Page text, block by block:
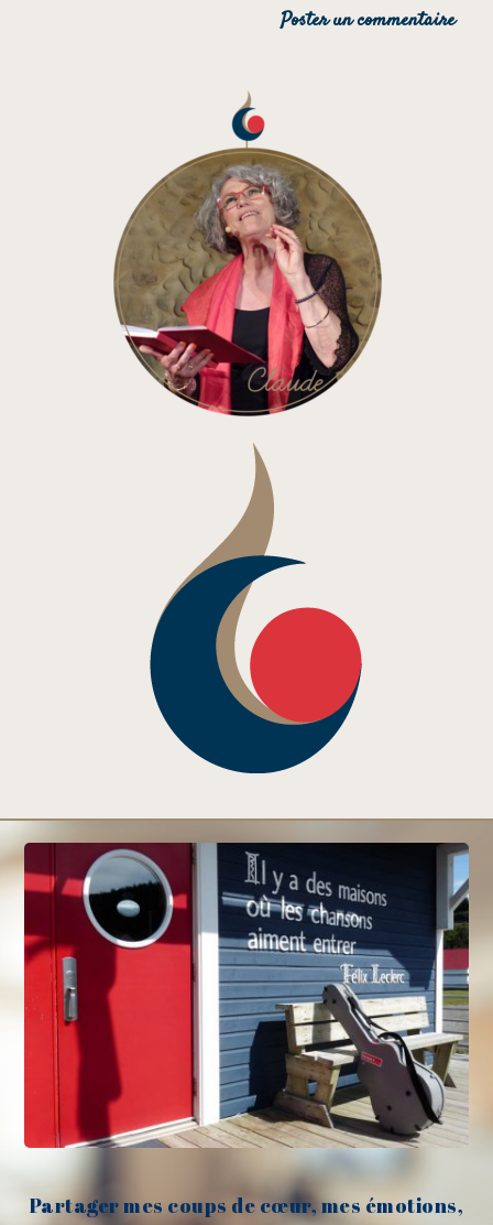
Partager mes coups de cœur, mes émotions,